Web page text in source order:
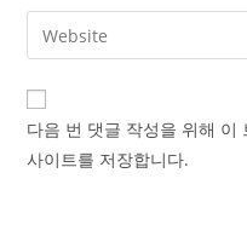
comment
email
address
comment
Enter
your
website
URL
(optional)
다음 번 댓글 작성을 위해 이
사이트를 저장합니다.